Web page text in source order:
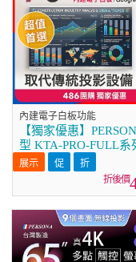
內建電子白板功能
【獨家優惠】
型 KTA-PRO-FULL系
4K 多點觸控螢幕 (內
白板 安卓14/Google